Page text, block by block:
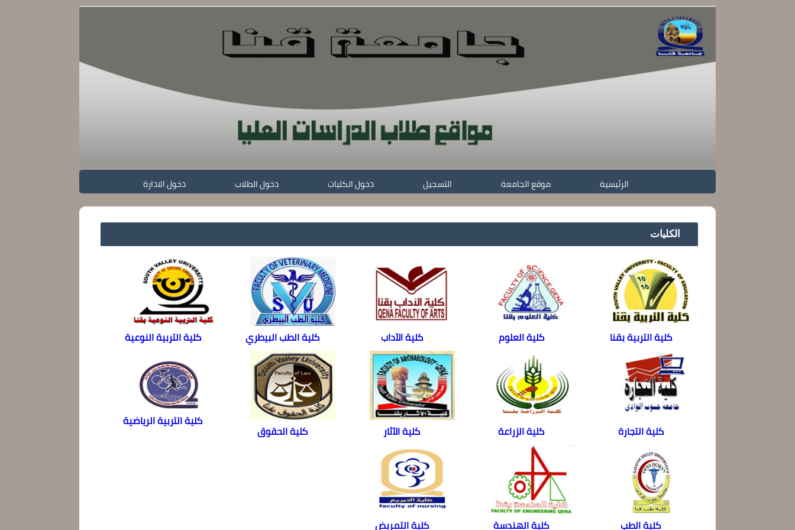
الرئيسية موقع الجامعة التسجيل دخول الكليات دخول الطلاب
دخول الادارة
دليل الموقع
الكليات
كلية التربية بقنا كلية العلوم كلية الآداب كلية الطب البيطري كلية التربية النوعية
كلية التجارة كلية الزراعة كلية الآثار كلية الحقوق
كلية التربية الرياضية
كلية الطب كلية الهندسة كلية التمريض